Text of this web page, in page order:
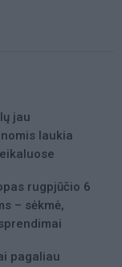
jau
laukia
rugpjūčio 6
– sėkmė,
pagaliau